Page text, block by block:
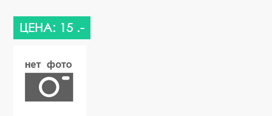
ЦЕНА: 15 .-